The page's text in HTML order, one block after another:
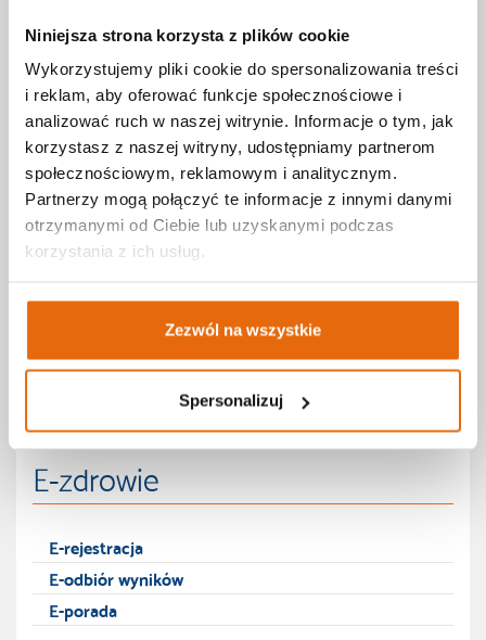
Niniejsza strona korzysta z plików cookie
Wykorzystujemy pliki cookie do spersonalizowania treści
i reklam, aby oferować funkcje społecznościowe i
analizować ruch w naszej witrynie. Informacje o tym, jak
korzystasz z naszej witryny, udostępniamy partnerom
społecznościowym, reklamowym i analitycznym.
Partnerzy mogą połączyć te informacje z innymi danymi
otrzymanymi od Ciebie lub uzyskanymi podczas
korzystania z ich usług.
Zezwól na wszystkie
Spersonalizuj
komputerowa, mammografia). Placówki mają podpisane umowy z
Narodowym Funduszem Zdrowia, a także świadczą usługi
komercyjne.
Strefa pacjenta
Poradnik
Z życia przychodni - aktualności
Blog - poradnik pacjenta
Leksykon zdrowia
E-zdrowie
E-rejestracja
E-odbiór wyników
E-porada